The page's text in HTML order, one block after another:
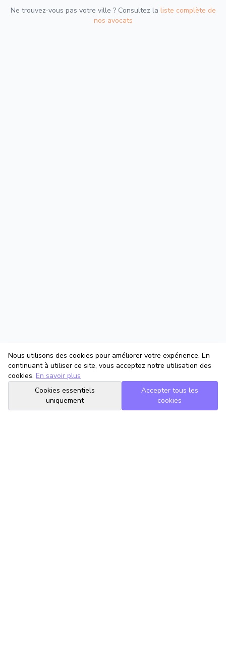
Ne trouvez-vous pas votre ville ? Consultez la liste complète de
nos avocats
Nous utilisons des cookies pour améliorer votre expérience. En
continuant à utiliser ce site, vous acceptez notre utilisation des
cookies. En savoir plus
Cookies essentiels
uniquement
Accepter tous les
cookies